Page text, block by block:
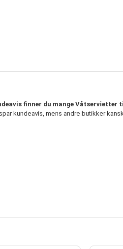
finner du mange Våtservietter
kundeavis, mens andre butikker